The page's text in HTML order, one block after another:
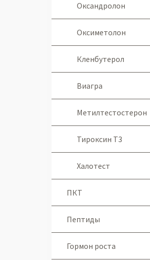
Оксандролон
Оксиметолон
Кленбутерол
Виагра
Метилтестостерон
Тироксин Т3
Халотест
ПКТ
Пептиды
Гормон роста